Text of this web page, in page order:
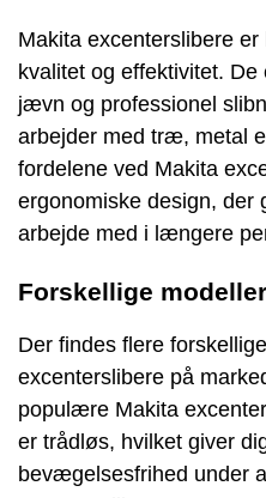
Makita excenterslibere
kvalitet og effektivitet.
jævn og professionel
arbejder med træ, metal
fordelene ved Makita
ergonomiske design, der
arbejde med i længere
Forskellige
Der findes flere
excenterslibere på
populære Makita
er trådløs, hvilket giver
bevægelsesfrihed under